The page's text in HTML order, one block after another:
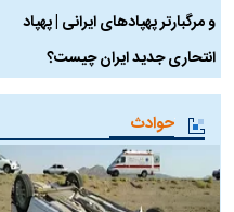
و مرگبارتر پهپادهای ایرانی | پهپاد
انتحاری جدید ایران چیست؟
حوادث